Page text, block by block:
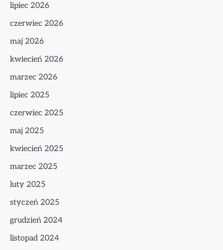
lipiec 2026
czerwiec 2026
maj 2026
kwiecień 2026
marzec 2026
lipiec 2025
czerwiec 2025
maj 2025
kwiecień 2025
marzec 2025
luty 2025
styczeń 2025
grudzień 2024
listopad 2024